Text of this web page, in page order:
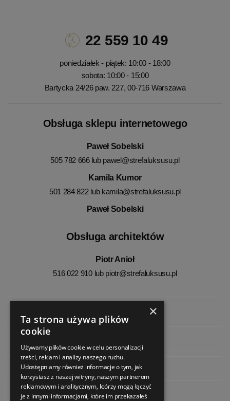
22 559 10 49
poniedziałek - piątek: 10:00 - 18:00
sobota: 10:00 - 15:00
Bartycka 24/26 paw. 227, 00-716 Warszawa
Obsługa sklepu internetowego
Paweł Sobelski
505 782 666 lub pawel@strefaluksusu.pl
Kamila Kumor
501 284 822 lub kamila@strefaluksusu.pl
Paweł Sobelski
Obsługa architektów
Piotr Anioł
516 022 910 lub piotr@strefaluksusu.pl
Pinterest
×
Ta strona używa plików
cookie
Używamy plików cookie w celu personalizacji
treści, reklam i analizy naszego ruchu.
Udostępniamy również informacje o tym, jak
korzystasz z naszej witryny, naszym partnerom
reklamowym i analitycznym, którzy mogą łączyć
je z innymi informacjami, które im przekazałeś